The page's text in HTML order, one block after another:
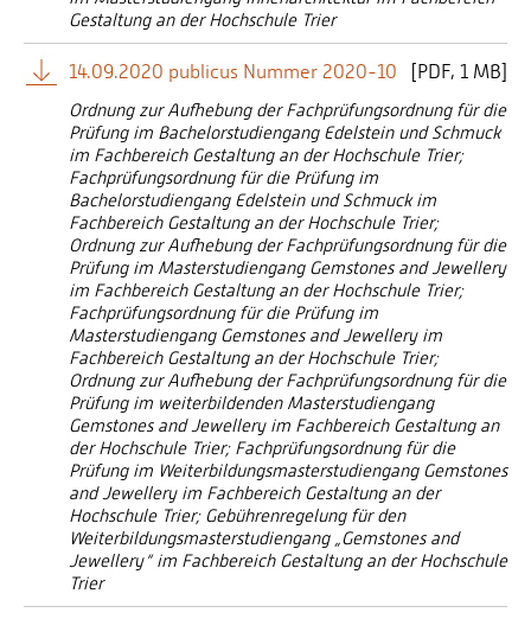
Gestaltung an der Hochschule Trier
14.09.2020 publicus Nummer 2020-10 PDF 1 MB]
Ordnung zur Aufhebung der Fachprüfungsordnung für die
Prüfung im Bachelorstudiengang Edelstein und Schmuck
im Fachbereich Gestaltung an der Hochschule Trier;
Fachprüfungsordnung für die Prüfung im
Bachelorstudiengang Edelstein und Schmuck im
Fachbereich Gestaltung an der Hochschule Trier;
Ordnung zur Aufhebung der Fachprüfungsordnung für die
Prüfung im Masterstudiengang Gemstones and Jewellery
im Fachbereich Gestaltung an der Hochschule Trier;
Fachprüfungsordnung für die Prüfung im
Masterstudiengang Gemstones and Jewellery im
Fachbereich Gestaltung an der Hochschule Trier;
Ordnung zur Aufhebung der Fachprüfungsordnung für die
Prüfung im weiterbildenden Masterstudiengang
Gemstones and Jewellery im Fachbereich Gestaltung an
der Hochschule Trier; Fachprüfungsordnung für die
Prüfung im Weiterbildungsmasterstudiengang Gemstones
and Jewellery im Fachbereich Gestaltung an der
Hochschule Trier; Gebührenregelung für den
Weiterbildungsmasterstudiengang „Gemstones and
Jewellery“ im Fachbereich Gestaltung an der Hochschule
Trier